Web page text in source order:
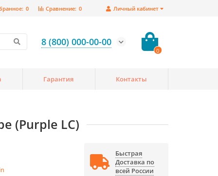
Личный кабинет
Сравнение: 0
0
8 (800) 000-00-00
0
Гарантия Контакты
(Purple LC)
Быстрая
Доставка по
всей России